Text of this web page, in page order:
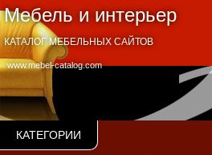
Мебель и интерьер
www.mebel-catalog.com
КАТАЛОГ МЕБЕЛЬНЫХ САЙТОВ
КАТЕГОРИИ